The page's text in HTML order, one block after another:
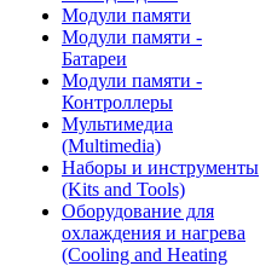
Модули памяти
Модули памяти -
Батареи
Модули памяти -
Контроллеры
Мультимедиа
(Multimedia)
Наборы и инструменты
(Kits and Tools)
Оборудование для
охлаждения и нагрева
(Cooling and Heating